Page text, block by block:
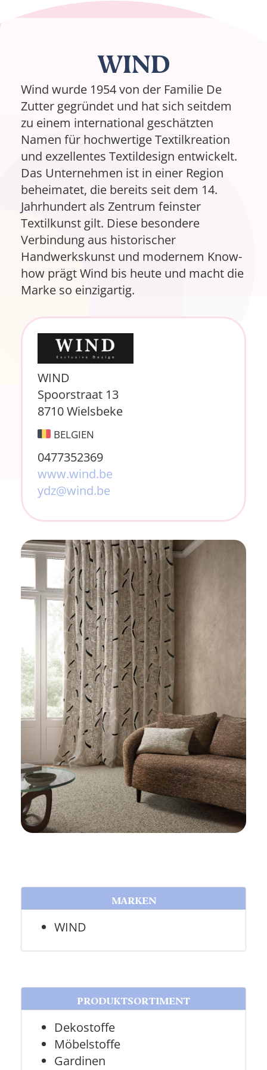
WIND
Wind wurde 1954 von der Familie De
Zutter gegründet und hat sich seitdem
zu einem international geschätzten
Namen für hochwertige Textilkreation
und exzellentes Textildesign entwickelt.
Das Unternehmen ist in einer Region
beheimatet, die bereits seit dem 14.
Jahrhundert als Zentrum feinster
Textilkunst gilt. Diese besondere
Verbindung aus historischer
Handwerkskunst und modernem Know-
how prägt Wind bis heute und macht die
Marke so einzigartig.
WIND
Spoorstraat 13
8710 Wielsbeke
BELGIEN
0477352369
www.wind.be
ydz@wind.be
MARKEN
WIND
PRODUKTSORTIMENT
Dekostoffe
Möbelstoffe
Gardinen